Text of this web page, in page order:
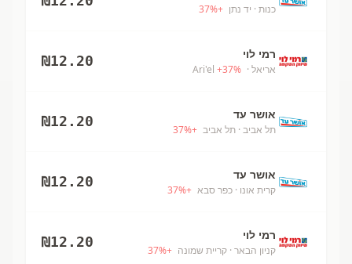
כנות · יד נתן +
37%
רמי לוי
אריאל · Ari'el
+37%
₪12.20
אושר עד
תל אביב · תל אביב +
37%
₪12.20
אושר עד
קרית אונו · כפר סבא +
37%
₪12.20
רמי לוי
קניון הבאר · קריית שמונה +
37%
₪12.20